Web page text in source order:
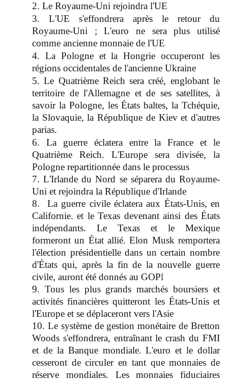
2. Le Royaume-Uni rejoindra l'UE
3. L'UE s'effondrera après le retour du
Royaume-Uni ; L'euro ne sera plus utilisé
comme ancienne monnaie de l'UE
4. La Pologne et la Hongrie occuperont les
régions occidentales de l'ancienne Ukraine
5. Le Quatrième Reich sera créé, englobant le
territoire de l'Allemagne et de ses satellites, à
savoir la Pologne, les États baltes, la Tchéquie,
la Slovaquie, la République de Kiev et d'autres
parias.
6. La guerre éclatera entre la France et le
Quatrième Reich. L'Europe sera divisée, la
Pologne repartitionnée dans le processus
7. L'Irlande du Nord se séparera du Royaume-
Uni et rejoindra la République d'Irlande
8.
La guerre civile éclatera aux États-Unis, en
Californie. et le Texas devenant ainsi des États
indépendants. Le Texas et le Mexique
formeront un État allié. Elon Musk remportera
l'élection présidentielle dans un certain nombre
d'États qui, après la fin de la nouvelle guerre
civile, auront été donnés au GOPl
9. Tous les plus grands marchés boursiers et
activités financières quitteront les États-Unis et
l'Europe et se déplaceront vers l'Asie
10. Le système de gestion monétaire de Bretton
Woods s'effondrera, entraînant le crash du FMI
et de la Banque mondiale. L'euro et le dollar
cesseront de circuler en tant que monnaies de
réserve mondiales. Les monnaies fiduciaires